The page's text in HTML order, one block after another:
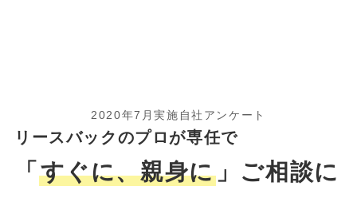
2020年7月実施自社アンケート
リースバックのプロが専任で
「 すぐに、親身に」ご相談に